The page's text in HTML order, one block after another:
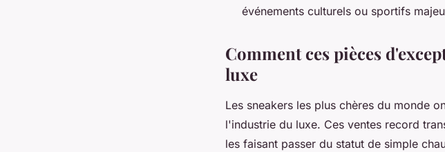
événements culturels ou sportifs
Comment ces pièces
luxe
Les sneakers les plus chères du monde
l'industrie du luxe. Ces ventes record
les faisant passer du statut de simple